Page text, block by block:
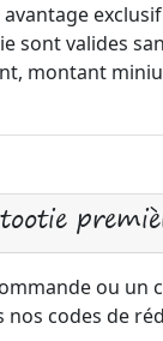
sont valides
montant
ou un
codes de